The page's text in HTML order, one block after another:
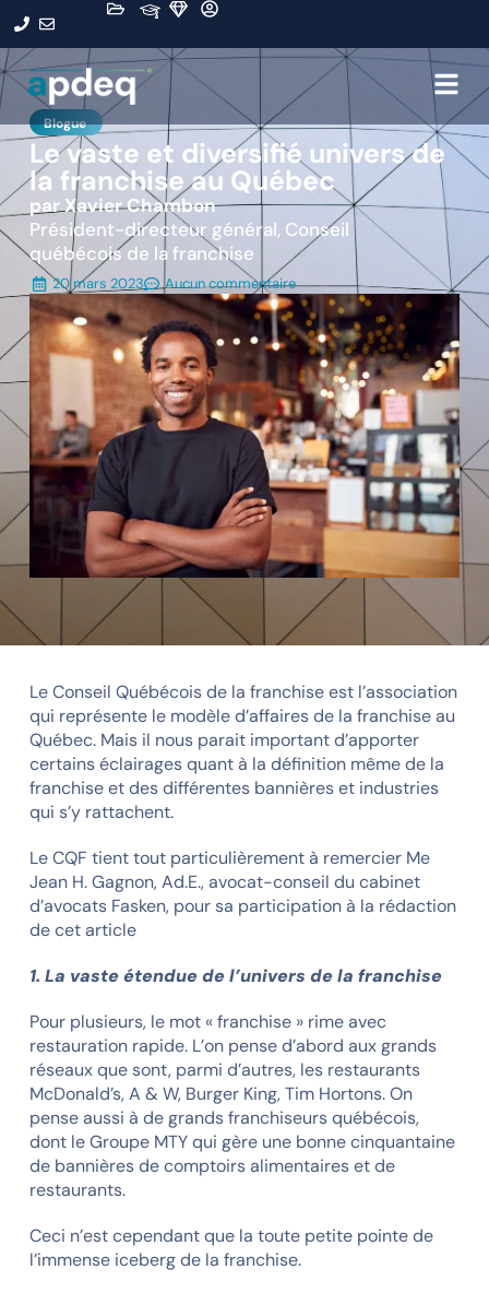
Blogue
Le vaste et diversifié univers de
la franchise au Québec
par Xavier Chambon
Président-directeur général, Conseil
québécois de la franchise
20 mars 2023 Aucun commentaire
Le Conseil Québécois de la franchise est l’association
qui représente le modèle d’affaires de la franchise au
Québec. Mais il nous parait important d’apporter
certains éclairages quant à la définition même de la
franchise et des différentes bannières et industries
qui s’y rattachent.
Le CQF tient tout particulièrement à remercier Me
Jean H. Gagnon, Ad.E., avocat-conseil du cabinet
d’avocats Fasken, pour sa participation à la rédaction
de cet article
1. La vaste étendue de l’univers de la franchise
Pour plusieurs, le mot « franchise » rime avec
restauration rapide. L’on pense d’abord aux grands
réseaux que sont, parmi d’autres, les restaurants
McDonald’s, A & W, Burger King, Tim Hortons. On
pense aussi à de grands franchiseurs québécois,
dont le Groupe MTY qui gère une bonne cinquantaine
de bannières de comptoirs alimentaires et de
restaurants.
Ceci n’est cependant que la toute petite pointe de
l’immense iceberg de la franchise.